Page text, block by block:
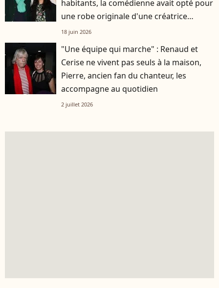
habitants, la comédienne avait opté pour
une robe originale d'une créatrice
française
18 juin 2026
"Une équipe qui marche" : Renaud et
Cerise ne vivent pas seuls à la maison,
Pierre, ancien fan du chanteur, les
accompagne au quotidien
2 juillet 2026